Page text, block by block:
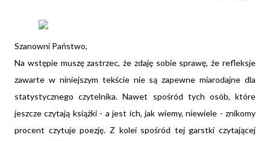
Szanowni Państwo,
Na wstępie muszę zastrzec, że zdaję sobie sprawę, że refleksje
zawarte w niniejszym tekście nie są zapewne miarodajne dla
statystycznego czytelnika. Nawet spośród tych osób, które
jeszcze czytają książki - a jest ich, jak wiemy, niewiele - znikomy
procent czytuje poezję. Z kolei spośród tej garstki czytającej